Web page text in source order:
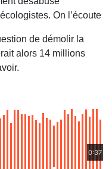
On l’écoute
de démolir la
alors 14 millions
0:37